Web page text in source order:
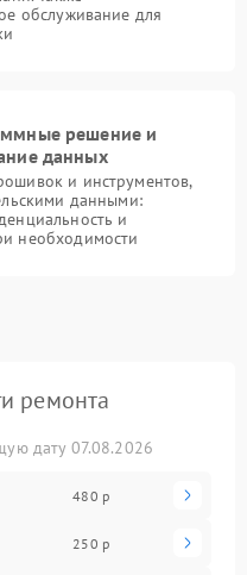
обслуживание для
решение и
данных
и инструментов,
данными:
и
необходимости
ремонта
дату 07.08.2026
480 р
250 р